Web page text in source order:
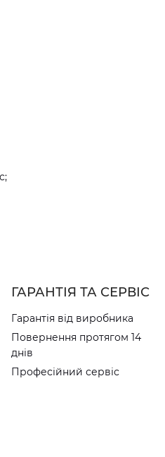
ГАРАНТІЯ ТА СЕРВІС
Гарантія від виробника
Повернення протягом 14
днів
Професійний сервіс